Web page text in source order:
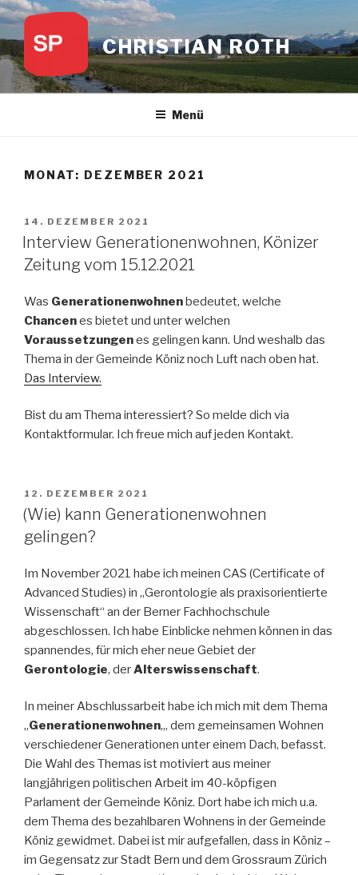
Zum
Inhalt
springen
CHRISTIAN ROTH
Menü
MONAT: DEZEMBER 2021
VERÖFFENTLICHT
AM
14. DEZEMBER 2021
Interview Generationenwohnen, Könizer
Zeitung vom 15.12.2021
Was Generationenwohnenbedeutet, welche
Chancenes bietet und unter welchen
Voraussetzungenes gelingen kann. Und weshalb das
Thema in der Gemeinde Köniz noch Luft nach oben hat.
Das Interview.
Bist du am Thema interessiert? So melde dich via
Kontaktformular. Ich freue mich auf jeden Kontakt.
VERÖFFENTLICHT
AM
12. DEZEMBER 2021
(Wie) kann Generationenwohnen
gelingen?
Im November 2021 habe ich meinen CAS (Certificate of
Advanced Studies) in „Gerontologie als praxisorientierte
Wissenschaft“ an der Berner Fachhochschule
abgeschlossen. Ich habe Einblicke nehmen können in das
spannendes, für mich eher neue Gebiet der
Gerontologie, derAlterswissenschaft.
In meiner Abschlussarbeit habe ich mich mit dem Thema
„Generationenwohnen„, dem gemeinsamen Wohnen
verschiedener Generationen unter einem Dach, befasst.
Die Wahl des Themas ist motiviert aus meiner
langjährigen politischen Arbeit im 40-köpfigen
Parlament der Gemeinde Köniz. Dort habe ich mich u.a.
dem Thema des bezahlbaren Wohnens in der Gemeinde
Köniz gewidmet. Dabei ist mir aufgefallen, dass in Köniz –
im Gegensatz zur Stadt Bern und dem Grossraum Zürich